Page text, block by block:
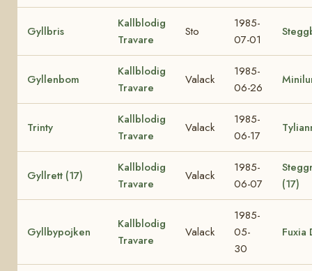
Gyllbris
Kallblodig
Travare
Sto
1985-
07-01
Gyllenbom
Kallblodig
Travare
Valack
1985-
06-26
Trinty
Kallblodig
Travare
Valack
1985-
06-17
Gyllrett (17)
Kallblodig
Travare
Valack
1985-
06-07
(17)
Gyllbypojken
Kallblodig
Travare
Valack
1985-
05-
30
Fuxia